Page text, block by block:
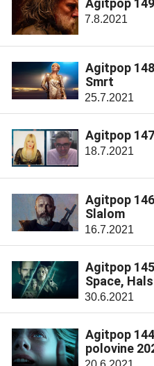
Agitpop
7.8.2021
Agitpop
Smrt
25.7.2021
Agitpop
18.7.2021
Agitpop
Slalom
16.7.2021
Agitpop
Space,
30.6.2021
Agitpop
polovine